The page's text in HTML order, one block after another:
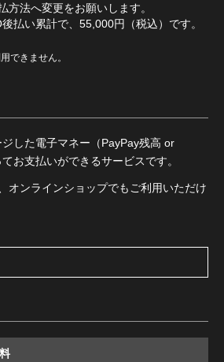
方法へ変更をお願いします。
払い累計で、55,000円（税込）です。
できません。
した電子マネー（PayPay残高 or
お支払いができるサービスです。
オンラインショップでもご利用いただけ